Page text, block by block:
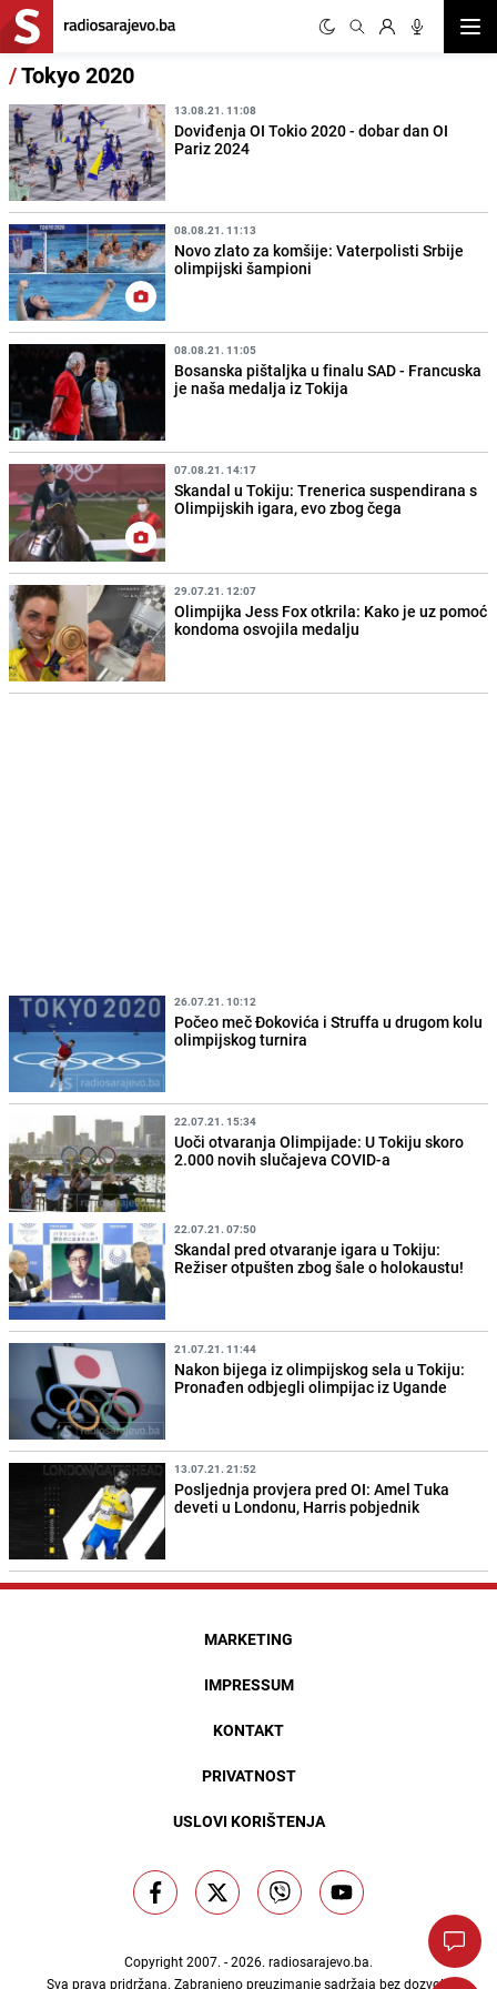
/Tokyo 2020
13.08.21. 11:08
Doviđenja OI Tokio 2020 - dobar dan OI
Pariz 2024
08.08.21. 11:13
Novo zlato za komšije: Vaterpolisti Srbije
olimpijski šampioni
08.08.21. 11:05
Bosanska pištaljka u finalu SAD - Francuska
je naša medalja iz Tokija
07.08.21. 14:17
Skandal u Tokiju: Trenerica suspendirana s
Olimpijskih igara, evo zbog čega
29.07.21. 12:07
Olimpijka Jess Fox otkrila: Kako je uz pomoć
kondoma osvojila medalju
26.07.21. 10:12
Počeo meč Đokovića i Struffa u drugom kolu
olimpijskog turnira
22.07.21. 15:34
Uoči otvaranja Olimpijade: U Tokiju skoro
2.000 novih slučajeva COVID-a
22.07.21. 07:50
Skandal pred otvaranje igara u Tokiju:
Režiser otpušten zbog šale o holokaustu!
21.07.21. 11:44
Nakon bijega iz olimpijskog sela u Tokiju:
Pronađen odbjegli olimpijac iz Ugande
13.07.21. 21:52
Posljednja provjera pred OI: Amel Tuka
deveti u Londonu, Harris pobjednik
MARKETING
IMPRESSUM
KONTAKT
PRIVATNOST
USLOVI KORIŠTENJA
Copyright 2007. - 2026. radiosarajevo.ba.
Sva prava pridržana. Zabranjeno preuzimanje sadržaja bez dozvole